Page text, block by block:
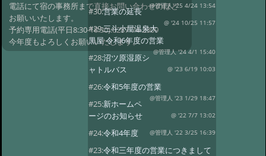
電話にて宿の事務所まで直接お問い合わせのほど
お願いいたします。
予約専用電話(平日8:30-18:30):0287-74-2309
今年度もよろしくお願いいたします。
@管理人 '25 4/24 13:54
#30:営業の延長
@ '24 10/25 11:57
#29:三斗小屋温泉大
黒屋 令和6年度の営業
@管理人 '24 4/1 15:40
#28:沼ツ原湿原シ
ャトルバス
@ '23 6/19 10:03
#26:令和5年度の営業
@管理人 '23 1/29 18:47
#25:新ホームペ
ージのお知らせ
@ '22 7/7 13:02
#24:令和4年度 @管理人 '22 3/25 16:39
#23:令和三年度の営業につきまして